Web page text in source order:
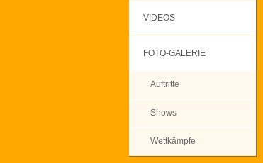
VIDEOS
FOTO-GALERIE
Auftritte
Shows
Wettkämpfe